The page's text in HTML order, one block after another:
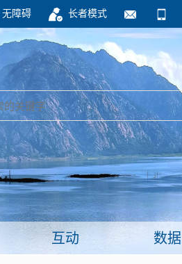
无障碍 长者模式
善和谐
国务院要闻
镇街信息
临沂日报·莒南新
闻
互动 数据